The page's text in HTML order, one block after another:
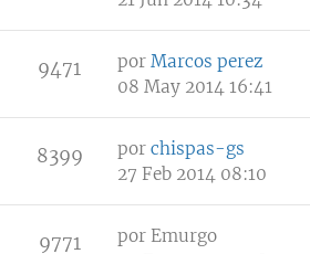
9471 por Marcos perez
08 May 2014 16:41
8399 por chispas-gs
27 Feb 2014 08:10
9771 por Emurgo